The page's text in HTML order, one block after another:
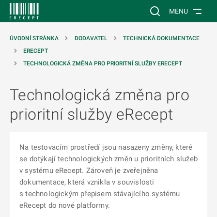
Vyhledávání na
MENU
ÚVODNÍ STRÁNKA DODAVATEL
TECHNICKÁ DOKUMENTACE
ERECEPT
TECHNOLOGICKÁ ZMĚNA PRO PRIORITNÍ SLUŽBY ERECEPT
Technologická změna pro
prioritní služby eRecept
Na testovacím prostředí jsou nasazeny změny, které
se dotýkají technologických změn u prioritních služeb
v systému eRecept. Zároveň je zveřejněna
dokumentace, která vznikla v souvislosti
s technologickým přepisem stávajícího systému
eRecept do nové platformy.